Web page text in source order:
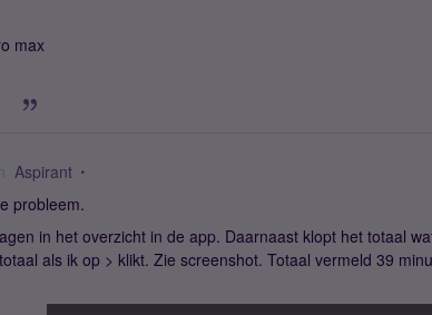
max
Aspirant
probleem.
in het overzicht in de app. Daarnaast klopt het totaal
als ik op > klikt. Zie screenshot. Totaal vermeld 39